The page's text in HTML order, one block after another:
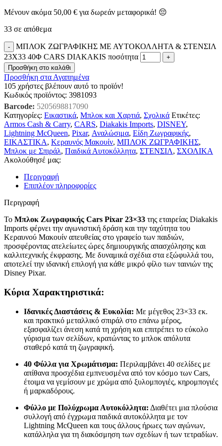
Μένουν ακόμα 50,00 € για δωρεάν μεταφορικά! 😔
33 σε απόθεμα
ΜΠΛΟΚ ΖΩΓΡΑΦΙΚΗΣ ΜΕ ΑΥΤΟΚΟΛΛΗΤΑ & ΣΤΕΝΣΙΛ
23X33 40Φ CARS DIAKAKIS ποσότητα
Προσθήκη στο καλάθι
Προσθήκη στα Αγαπημένα
105 χρήστες βλέπουν αυτό το προϊόν!
Κωδικός προϊόντος: 3981093
Barcode: 5205698817090
Κατηγορίες: Εικαστικά, Μπλοκ και Χαρτιά, Σχολικά Ετικέτες:
Armos Cash & Carry, CARS, Diakakis Imports, DISNEY,
Lightning McQueen, Pixar, Αναλώσιμα, Είδη Ζωγραφικής,
ΕΙΚΑΣΤΙΚΑ, Κεραυνός Μακουίν, ΜΠΛΟΚ ΖΩΓΡΑΦΙΚΗΣ,
Μπλοκ με Σπιράλ, Παιδικά Αυτοκόλλητα, ΣΤΕΝΣΙΛ, ΣΧΟΛΙΚΑ
Ακολούθησέ μας:
Περιγραφή
Επιπλέον πληροφορίες
Περιγραφή
Το Μπλοκ Ζωγραφικής Cars Pixar 23×33 της εταιρείας Diakakis
Imports φέρνει την αγωνιστική δράση και την ταχύτητα του
Κεραυνού Μακουίν απευθείας στο γραφείο των παιδιών,
προσφέροντας ατελείωτες ώρες δημιουργικής απασχόλησης και
καλλιτεχνικής έκφρασης. Με δυναμικά σχέδια στα εξώφυλλά του,
αποτελεί την ιδανική επιλογή για κάθε μικρό φίλο των ταινιών της
Disney Pixar.
Κύρια Χαρακτηριστικά:
Ιδανικές Διαστάσεις & Ευκολία: Με μέγεθος 23×33 εκ.
και πρακτικό μεταλλικό σπιράλ στο επάνω μέρος,
εξασφαλίζει άνεση κατά τη χρήση και επιτρέπει το εύκολο
γύρισμα των σελίδων, κρατώντας το μπλοκ απόλυτα
σταθερό κατά τη ζωγραφική.
40 Φύλλα για Χρωμάτισμα: Περιλαμβάνει 40 σελίδες με
απίθανα προσχέδια εμπνευσμένα από τον κόσμο των Cars,
έτοιμα να γεμίσουν με χρώμα από ξυλομπογιές, κηρομπογιές
ή μαρκαδόρους.
Φύλλο με Πολύχρωμα Αυτοκόλλητα: Διαθέτει μια πλούσια
συλλογή από έγχρωμα παιδικά αυτοκόλλητα με τον
Lightning McQueen και τους άλλους ήρωες των αγώνων,
κατάλληλα για τη διακόσμηση των σχεδίων ή των τετραδίων.